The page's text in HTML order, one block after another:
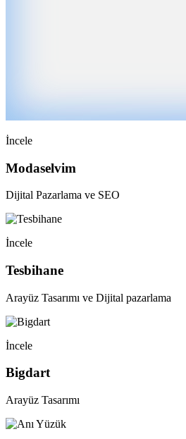
İncele
Modaselvim
Dijital Pazarlama ve SEO
İncele
Tesbihane
Arayüz Tasarımı ve Dijital pazarlama
İncele
Bigdart
Arayüz Tasarımı